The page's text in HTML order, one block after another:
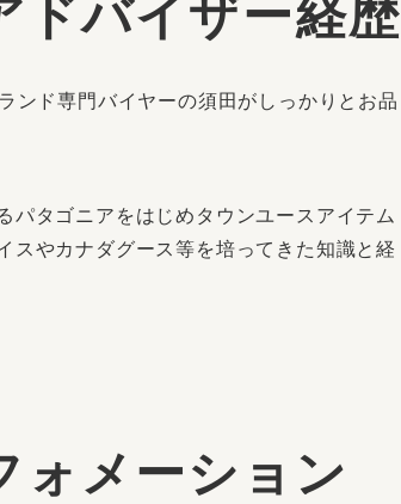
ドバイザー経歴
ンド専門バイヤーの須田がしっかりとお品
パタゴニアをはじめタウンユースアイテム
スやカナダグース等を培ってきた知識と経
ォメーション